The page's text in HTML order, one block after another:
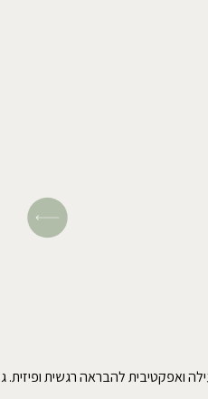
ואפקטיבית להבראה רגשית ופיזית.